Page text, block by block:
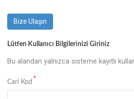
Bize Ulaşın
Lütfen Kullanıcı Bilgilerinizi Giriniz
Bu alandan yalnızca sisteme kayıtlı
*
Cari Kod